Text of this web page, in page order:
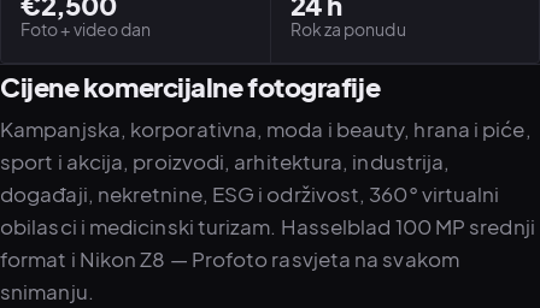
PLATFORME
puls.dotshock.ai
Dashboard za analizu
političkog sentimenta u BiH
intel.dotshock.ai
Kolektor društvenog slušanja —
tržišna inteligencija (v0.1)
Svi moduli → Cijene paketa →
Foto + video dan Rok za ponudu
Cijene komercijalne fotografije
Kampanjska, korporativna, moda i beauty, hrana i piće,
sport i akcija, proizvodi, arhitektura, industrija,
događaji, nekretnine, ESG i održivost, 360° virtualni
obilasci i medicinski turizam. Hasselblad 100 MP srednji
format i Nikon Z8 — Profoto rasvjeta na svakom
snimanju.